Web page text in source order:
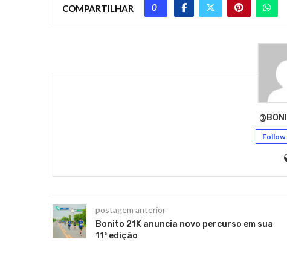
COMPARTILHAR 0
postagem anterior
Bonito 21K anuncia novo percurso em sua
11ª edição